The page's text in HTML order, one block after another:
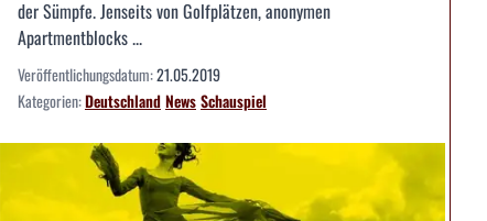
der Sümpfe. Jenseits von Golfplätzen, anonymen
Apartmentblocks ...
Veröffentlichungsdatum:21.05.2019
Kategorien:DeutschlandNewsSchauspiel